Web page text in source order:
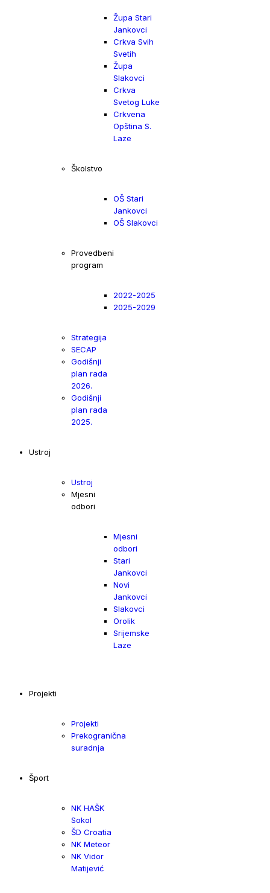
Župa Stari
Jankovci
Crkva Svih
Svetih
Župa
Slakovci
Crkva
Svetog Luke
Crkvena
Opština S.
Laze
Školstvo
OŠ Stari
Jankovci
OŠ Slakovci
Provedbeni
program
2022-2025
2025-2029
Strategija
SECAP
Godišnji
plan rada
2026.
Godišnji
plan rada
2025.
Ustroj
Ustroj
Mjesni
odbori
Mjesni
odbori
Stari
Jankovci
Novi
Jankovci
Slakovci
Orolik
Srijemske
Laze
Projekti
Projekti
Prekogranična
suradnja
Šport
NK HAŠK
Sokol
ŠD Croatia
NK Meteor
NK Vidor
Matijević